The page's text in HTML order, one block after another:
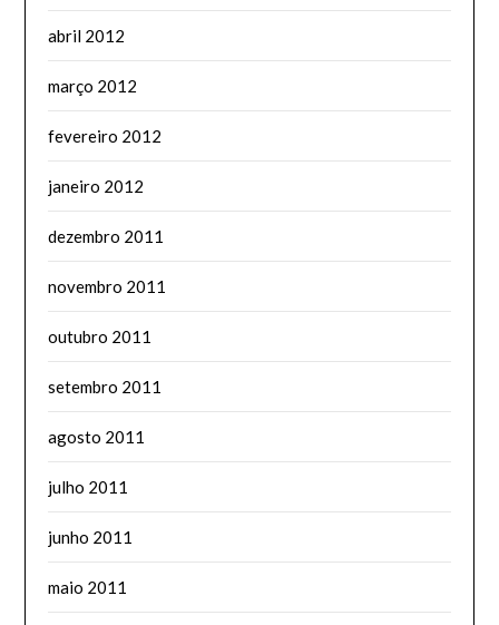
abril 2012
março 2012
fevereiro 2012
janeiro 2012
dezembro 2011
novembro 2011
outubro 2011
setembro 2011
agosto 2011
julho 2011
junho 2011
maio 2011